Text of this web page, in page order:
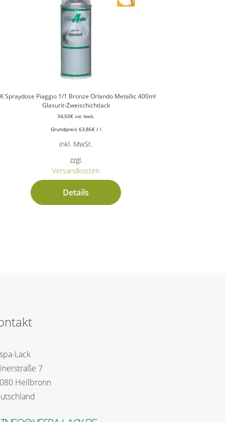
Spraydose Piaggio 1/1 Bronze Orlando Metallic 400ml
Glasurit-Zweischichtlack
34,50€ inkl. MwSt.
Grundpreis 63,86€/ l
inkl. MwSt.
zzgl.
Versandkosten
Details
Lack
7
Heilbronn